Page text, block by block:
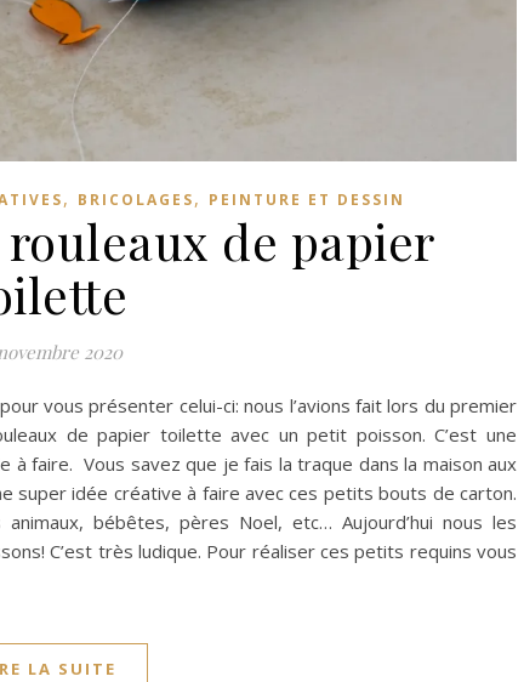
, BRICOLAGES, PEINTURE ET DESSIN
de papier
2020
vous présenter celui-ci: nous l’avions fait lors du premier
de papier toilette avec un petit poisson. C’est une
faire. Vous savez que je fais la traque dans la maison aux
super idée créative à faire avec ces petits bouts de carton.
bébêtes, pères Noel, etc… Aujourd’hui nous les
C’est très ludique. Pour réaliser ces petits requins vous
LA SUITE